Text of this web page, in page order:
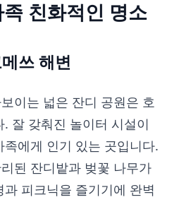
친화적인 명소
쓰 해변
이는 넓은 잔디 공원은 호
잘 갖춰진 놀이터 시설이
에게 인기 있는 곳입니다.
된 잔디밭과 벚꽃 나무가
피크닉을 즐기기에 완벽